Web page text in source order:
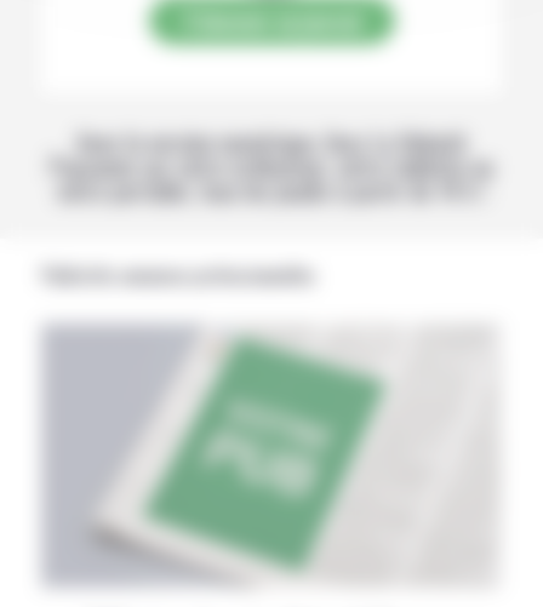
Avec la version numérique, lisez La Volonté
Paysanne sur votre ordinateur, votre tablette ou